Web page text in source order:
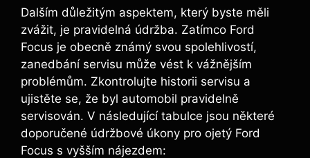
Dalším důležitým aspektem, který byste měli
zvážit, je pravidelná údržba. Zatímco Ford
Focus je obecně známý svou spolehlivostí,
zanedbání servisu může vést k vážnějším
problémům. Zkontrolujte historii servisu a
ujistěte se, že byl automobil pravidelně
servisován. V následující tabulce jsou některé
doporučené údržbové úkony pro ojetý Ford
Focus s vyšším nájezdem: